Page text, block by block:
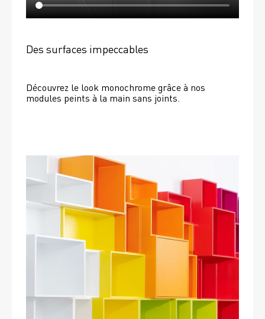
Des surfaces impeccables
Découvrez le look monochrome grâce à nos
modules peints à la main sans joints.